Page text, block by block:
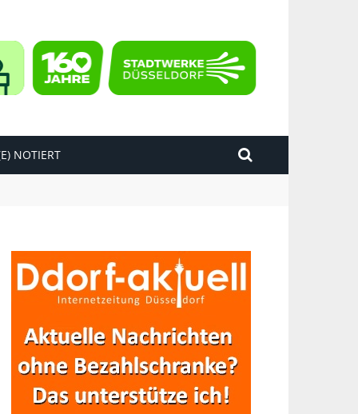
NOTIERT